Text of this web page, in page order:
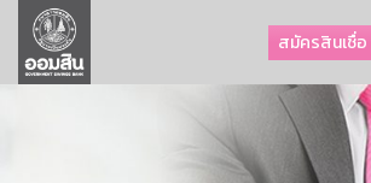
สมัครสินเชื่อ
ลูกค้าธุรกิจ
ลูกค้าผู้ประกอบรายย่อย